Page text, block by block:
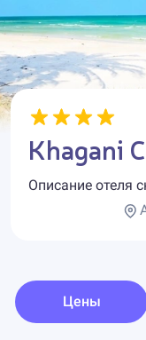
Khagani
Описание отеля
Цены